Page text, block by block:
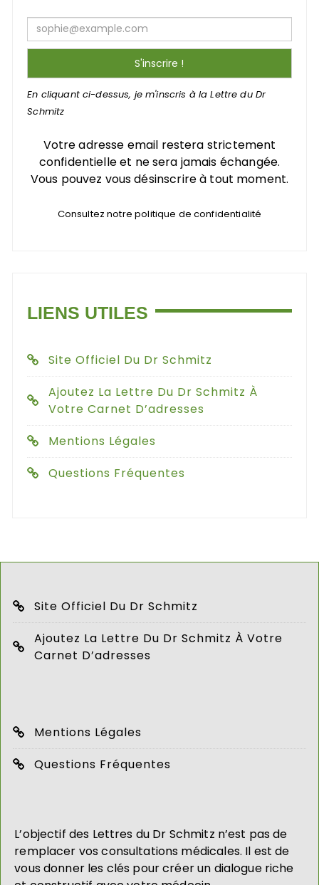
En cliquant ci-dessus, je m'inscris à la Lettre du Dr
Schmitz
Votre adresse email restera strictement
confidentielle et ne sera jamais échangée.
Vous pouvez vous désinscrire à tout moment.
Consultez notre politique de confidentialité
LIENS UTILES
Site Officiel Du Dr Schmitz
Ajoutez La Lettre Du Dr Schmitz À
Votre Carnet D’adresses
Mentions Légales
Questions Fréquentes
Site Officiel Du Dr Schmitz
Ajoutez La Lettre Du Dr Schmitz À Votre
Carnet D’adresses
Mentions Légales
Questions Fréquentes
L’objectif des Lettres du Dr Schmitz n’est pas de
remplacer vos consultations médicales. Il est de
vous donner les clés pour créer un dialogue riche